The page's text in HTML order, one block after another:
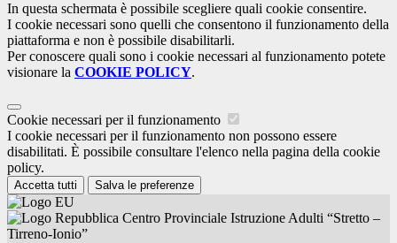
In questa schermata è possibile scegliere quali cookie consentire.
I cookie necessari sono quelli che consentono il funzionamento della
piattaforma e non è possibile disabilitarli.
Per conoscere quali sono i cookie necessari al funzionamento potete
visionare la COOKIE POLICY.
Cookie necessari per il funzionamento
I cookie necessari per il funzionamento non possono essere
disabilitati. È possibile consultare l'elenco nella pagina della cookie
policy.
Accetta tutti Salva le preferenze
Centro Provinciale Istruzione Adulti “Stretto –
Tirreno-Ionio”